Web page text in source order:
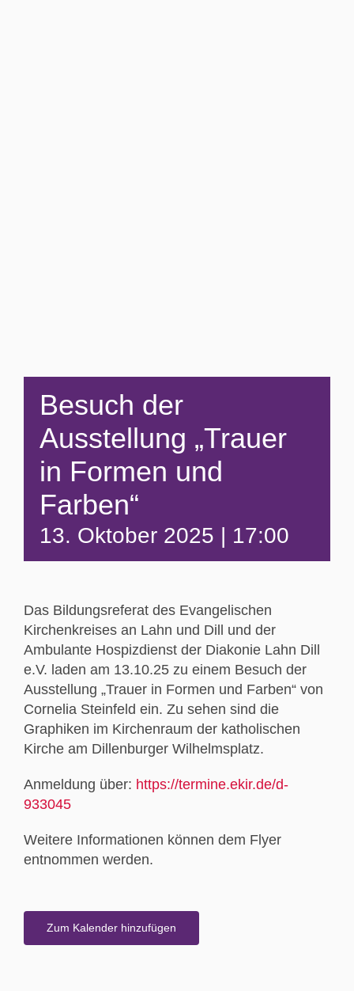
Besuch der
Ausstellung „Trauer
in Formen und
Farben“
13. Oktober 2025 | 17:00
Das Bildungsreferat des Evangelischen
Kirchenkreises an Lahn und Dill und der
Ambulante Hospizdienst der Diakonie Lahn Dill
e.V. laden am 13.10.25 zu einem Besuch der
Ausstellung „Trauer in Formen und Farben“ von
Cornelia Steinfeld ein. Zu sehen sind die
Graphiken im Kirchenraum der katholischen
Kirche am Dillenburger Wilhelmsplatz.
Anmeldung über: https://termine.ekir.de/d-
933045
Weitere Informationen können dem Flyer
entnommen werden.
Zum Kalender hinzufügen